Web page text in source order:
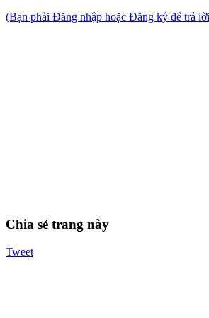
(Bạn phải Đăng nhập hoặc Đăng ký để trả
Chia sẻ trang này
Tweet